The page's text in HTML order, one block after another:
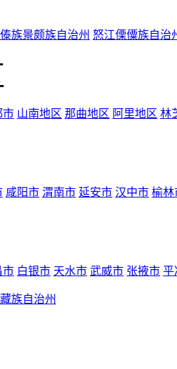
族景颇族自治州 怒江傈僳族自治
市 山南地区 那曲地区 阿里地区 林
咸阳市 渭南市 延安市 汉中市 榆林
市 白银市 天水市 武威市 张掖市 平
族自治州